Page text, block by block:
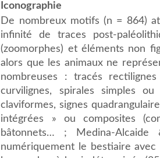
Iconographie
De nombreux motifs (n = 864)
infinité de traces post-
(zoomorphes) et éléments non
alors que les animaux ne
nombreuses : tracés
curvilignes, spirales simples ou
claviformes, signes
intégrées » ou composites
bâtonnets… ; Medina-Alcaide
numériquement le bestiaire